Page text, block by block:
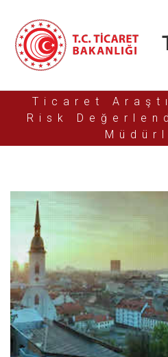
Ticaret
Risk